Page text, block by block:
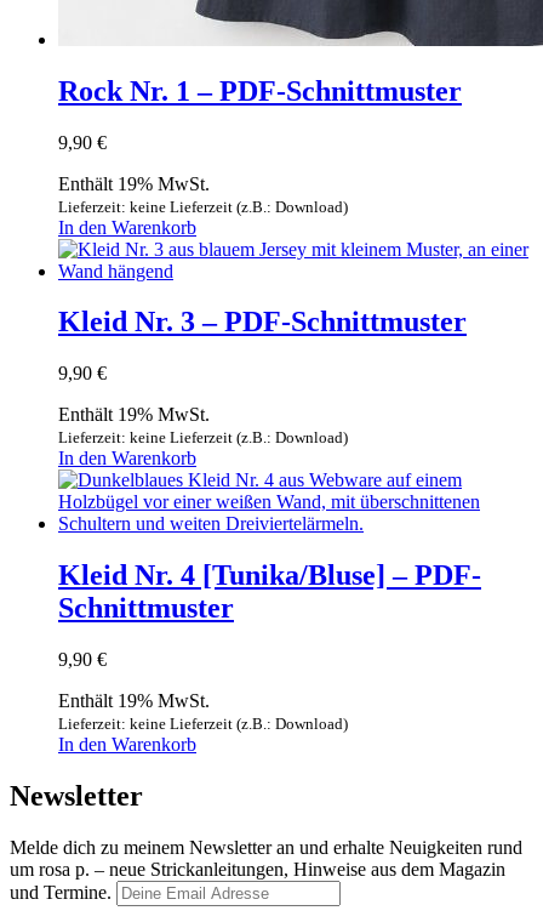
Rock Nr. 1 – PDF-Schnittmuster
9,90 €
Enthält 19% MwSt.
Lieferzeit: keine Lieferzeit (z.B.: Download)
In den Warenkorb
Kleid Nr. 3 – PDF-Schnittmuster
9,90 €
Enthält 19% MwSt.
Lieferzeit: keine Lieferzeit (z.B.: Download)
In den Warenkorb
Kleid Nr. 4 [Tunika/Bluse] – PDF-
Schnittmuster
9,90 €
Enthält 19% MwSt.
Lieferzeit: keine Lieferzeit (z.B.: Download)
In den Warenkorb
Newsletter
Melde dich zu meinem Newsletter an und erhalte Neuigkeiten rund
um rosa p. – neue Strickanleitungen, Hinweise aus dem Magazin
und Termine.